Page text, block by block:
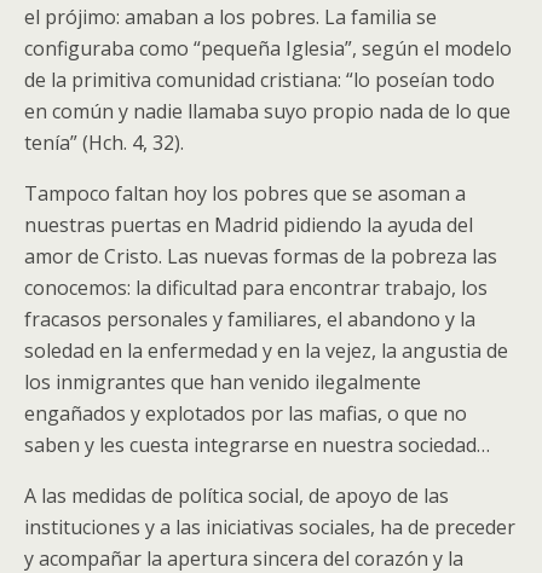
el prójimo: amaban a los pobres. La familia se
configuraba como “pequeña Iglesia”, según el modelo
de la primitiva comunidad cristiana: “lo poseían todo
en común y nadie llamaba suyo propio nada de lo que
tenía” (Hch. 4, 32).
Tampoco faltan hoy los pobres que se asoman a
nuestras puertas en Madrid pidiendo la ayuda del
amor de Cristo. Las nuevas formas de la pobreza las
conocemos: la dificultad para encontrar trabajo, los
fracasos personales y familiares, el abandono y la
soledad en la enfermedad y en la vejez, la angustia de
los inmigrantes que han venido ilegalmente
engañados y explotados por las mafias, o que no
saben y les cuesta integrarse en nuestra sociedad…
A las medidas de política social, de apoyo de las
instituciones y a las iniciativas sociales, ha de preceder
y acompañar la apertura sincera del corazón y la